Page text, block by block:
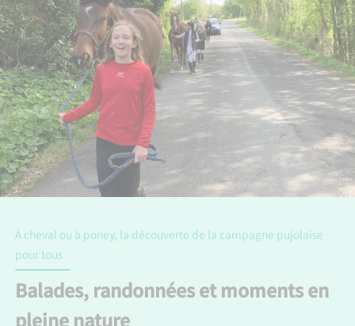
À cheval ou à poney, la découverte de la campagne pujolaise
pour tous
Balades, randonnées et moments en